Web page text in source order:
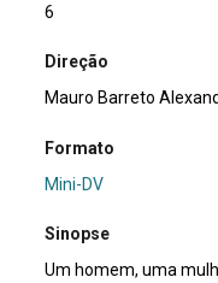
6
Direção
Mauro Barreto
Formato
Mini-DV
Sinopse
Um homem, uma